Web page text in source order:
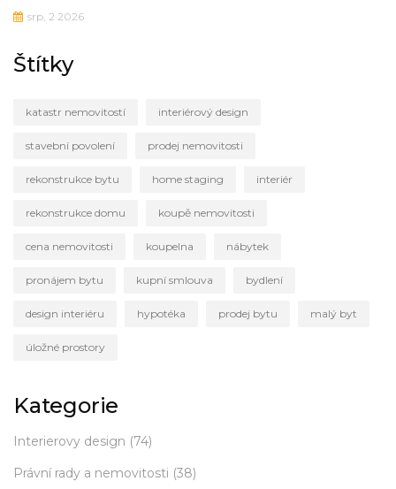
srp, 2 2026
Štítky
katastr nemovitostí interiérový design
stavební povolení prodej nemovitosti
rekonstrukce bytu home staging interiér
rekonstrukce domu koupě nemovitosti
cena nemovitosti koupelna nábytek
pronájem bytu kupní smlouva bydlení
design interiéru hypotéka prodej bytu malý byt
úložné prostory
Kategorie
Interierovy design (74)
Právní rady a nemovitosti (38)